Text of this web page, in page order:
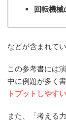
回転機
などが含まれてい
この参考書には
中に例題が多く
トプットしやすい
また、「考える